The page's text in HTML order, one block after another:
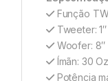
Função
Tweeter: 1″
Woofer: 8″
Ímãn: 30 Oz
Potência